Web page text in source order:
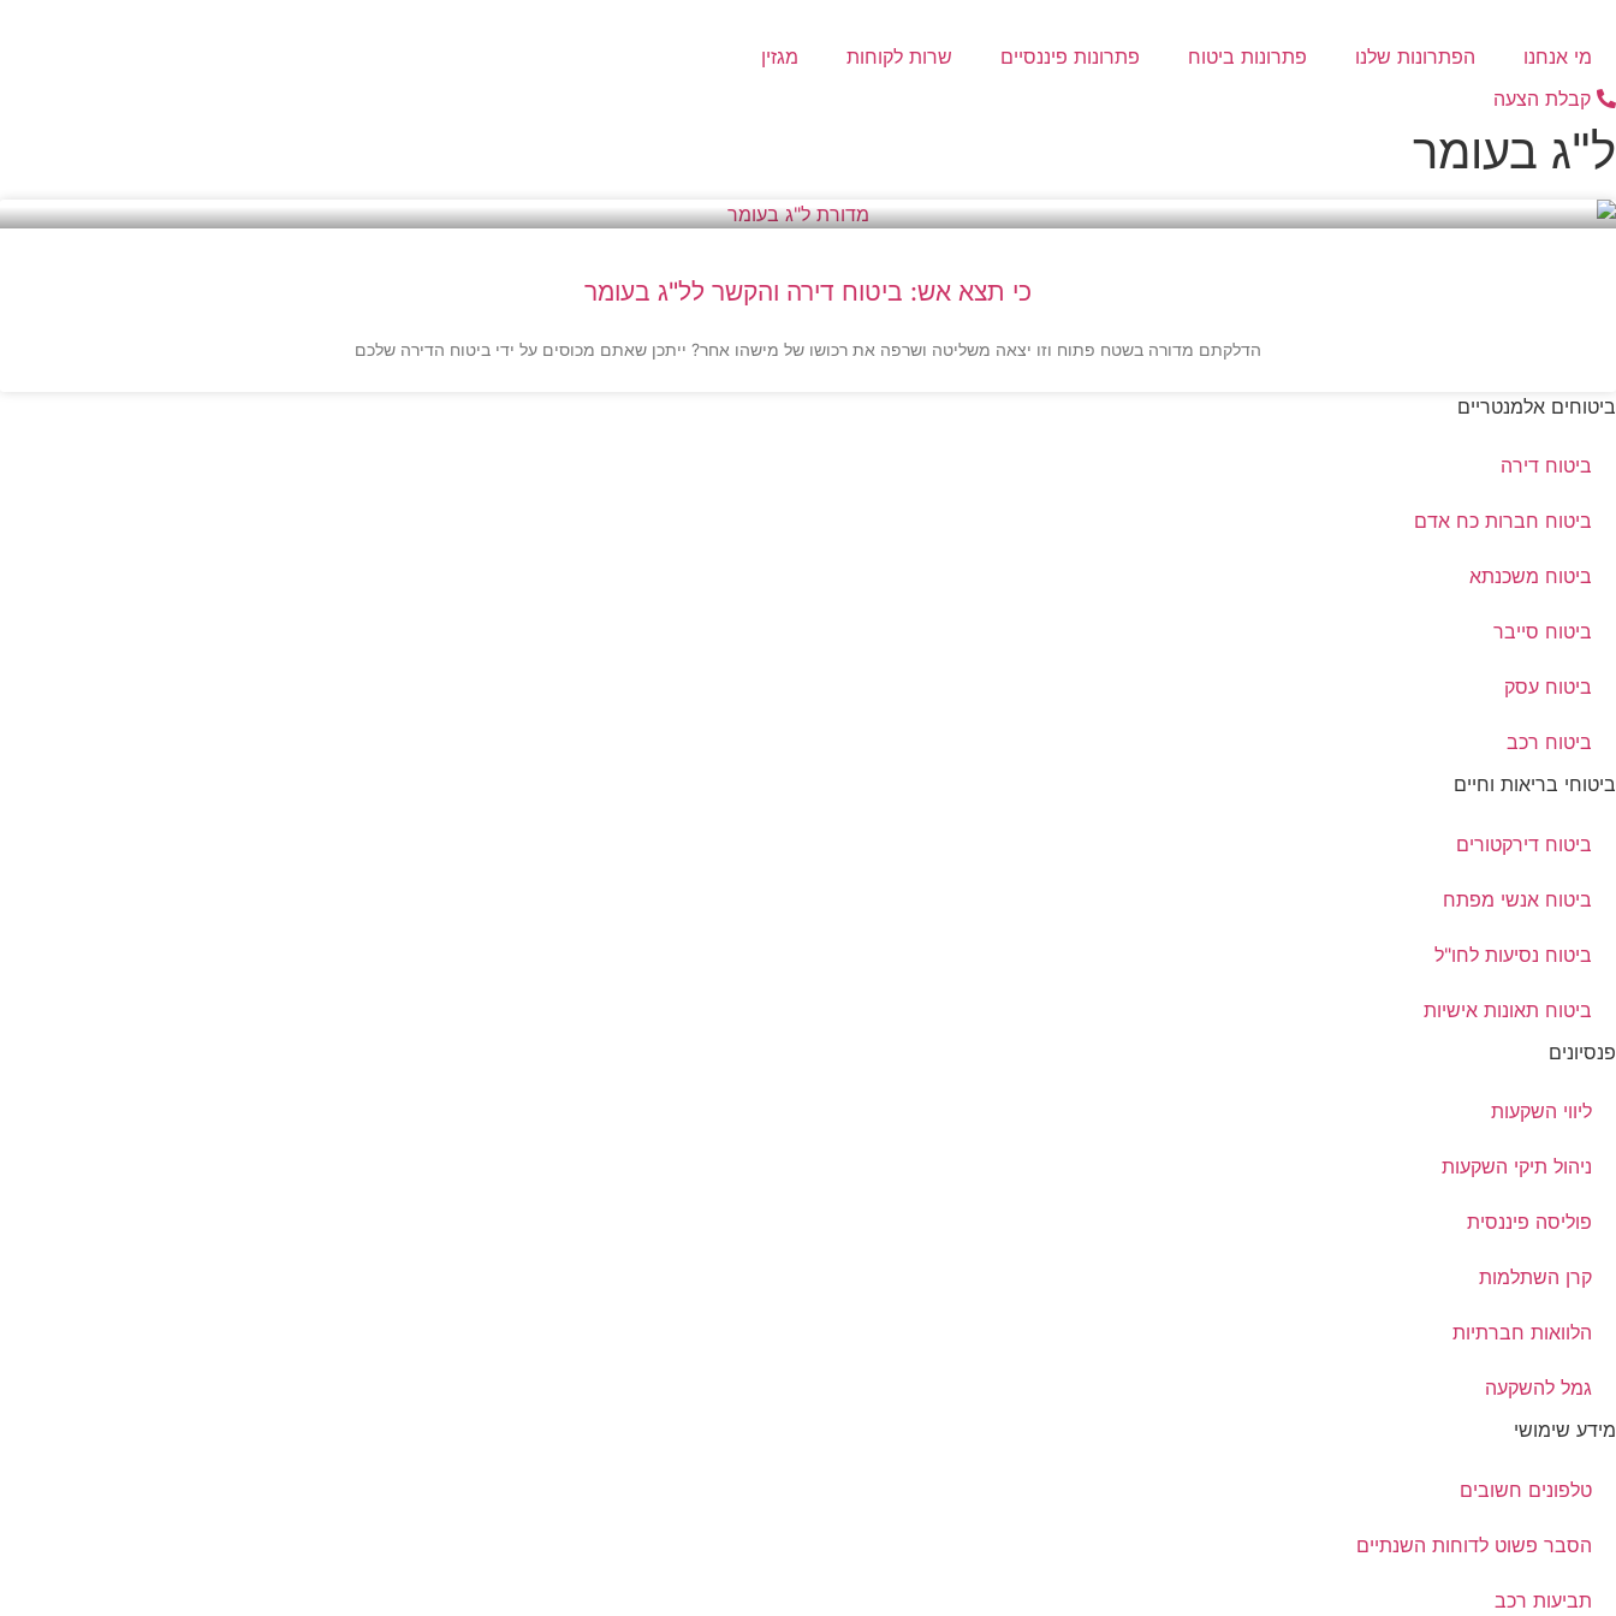
מי אנחנו הפתרונות שלנו פתרונות ביטוח פתרונות פיננסיים שרות לקוחות
מגזין
קבלת הצעה
ל"ג בעומר
כי תצא אש: ביטוח דירה והקשר לל"ג בעומר
הדלקתם מדורה בשטח פתוח וזו יצאה משליטה ושרפה את רכושו של מישהו אחר? ייתכן שאתם מכוסים על ידי ביטוח הדירה שלכם
ביטוחים אלמנטריים
ביטוח דירה
ביטוח חברות כח אדם
ביטוח משכנתא
ביטוח סייבר
ביטוח עסק
ביטוח רכב
ביטוחי בריאות וחיים
ביטוח דירקטורים
ביטוח אנשי מפתח
ביטוח נסיעות לחו"ל
ביטוח תאונות אישיות
פנסיונים
ליווי השקעות
ניהול תיקי השקעות
פוליסה פיננסית
קרן השתלמות
הלוואות חברתיות
גמל להשקעה
מידע שימושי
טלפונים חשובים
הסבר פשוט לדוחות השנתיים
תביעות רכב